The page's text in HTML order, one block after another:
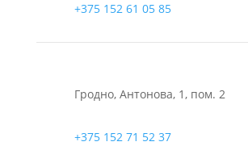
+375 152 61 05 85
Гродно, Антонова, 1, пом. 2
+375 152 71 52 37